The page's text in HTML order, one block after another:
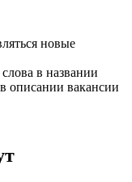
новые
в названии
описании вакансии